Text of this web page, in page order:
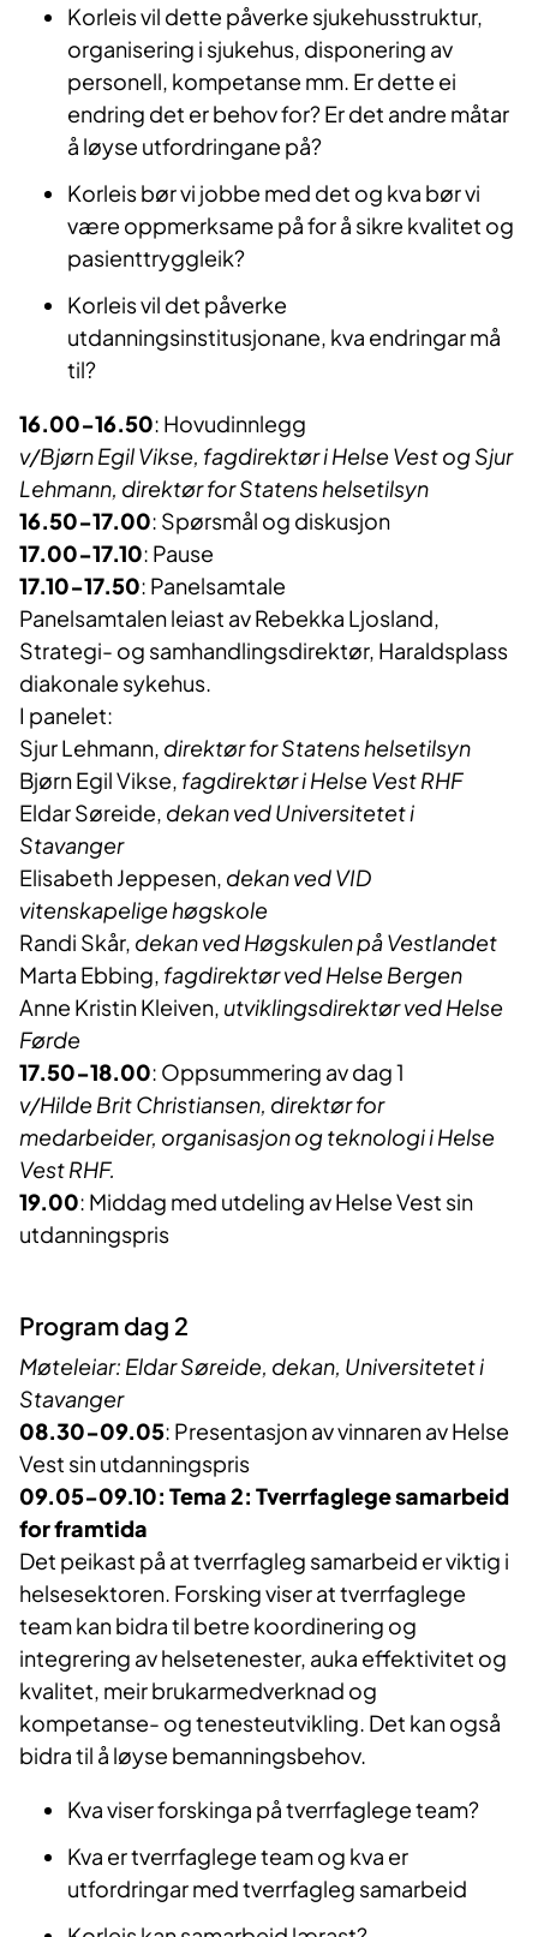
Korleis vil dette påverke sjukehusstruktur,
organisering i sjukehus, disponering av
personell, kompetanse mm. Er dette ei
endring det er behov for? Er det andre måtar
å løyse utfordringane på?
Korleis bør vi jobbe med det og kva bør vi
være oppmerksame på for å sikre kvalitet og
pasienttryggleik?
Korleis vil det påverke
utdanningsinstitusjonane, kva endringar må
til?
16.00-16.50: Hovudinnlegg
v/Bjørn Egil Vikse, fagdirektør i Helse Vest og Sjur
Lehmann, direktør for Statens helsetilsyn
16.50-17.00: Spørsmål og diskusjon
17.00-17.10: Pause
17.10-17.50: Panelsamtale
Panelsamtalen leiast av Rebekka Ljosland,
Strategi- og samhandlingsdirektør, Haraldsplass
diakonale sykehus.
I panelet:
Sjur Lehmann, direktør for Statens helsetilsyn
Bjørn Egil Vikse, fagdirektør i Helse Vest RHF
Eldar Søreide, dekan ved Universitetet i
Stavanger
Elisabeth Jeppesen, dekan ved VID
vitenskapelige høgskole
Randi Skår, dekan ved Høgskulen på Vestlandet
Marta Ebbing, fagdirektør ved Helse Bergen
Anne Kristin Kleiven, utviklingsdirektør ved Helse
Førde
17.50-18.00: Oppsummering av dag 1
v/Hilde Brit Christiansen, direktør for
medarbeider, organisasjon og teknologi i Helse
Vest RHF.
19.00: Middag med utdeling av Helse Vest sin
utdanningspris
Program dag 2
Møteleiar: Eldar Søreide, dekan, Universitetet i
Stavanger
08.30-09.05: Presentasjon av vinnaren av Helse
Vest sin utdanningspris
09.05-09.10: Tema 2: Tverrfaglege samarbeid
for framtida
Det peikast på at tverrfagleg samarbeid er viktig i
helsesektoren. Forsking viser at tverrfaglege
team kan bidra til betre koordinering og
integrering av helsetenester, auka effektivitet og
kvalitet, meir brukarmedverknad og
kompetanse- og tenesteutvikling. Det kan også
bidra til å løyse bemanningsbehov.
Kva viser forskinga på tverrfaglege team?
Kva er tverrfaglege team og kva er
utfordringar med tverrfagleg samarbeid